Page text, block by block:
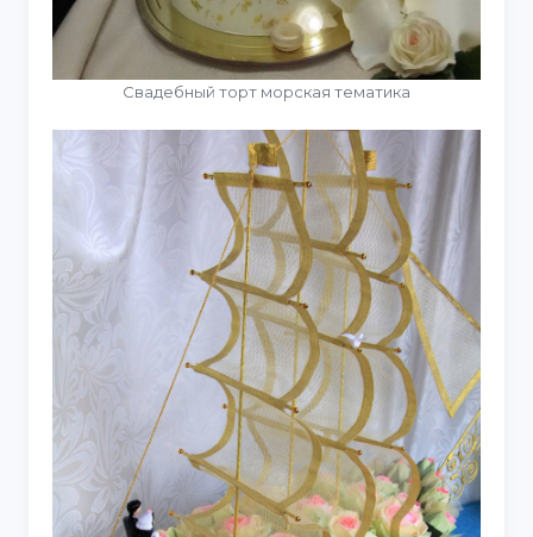
Свадебный торт морская тематика